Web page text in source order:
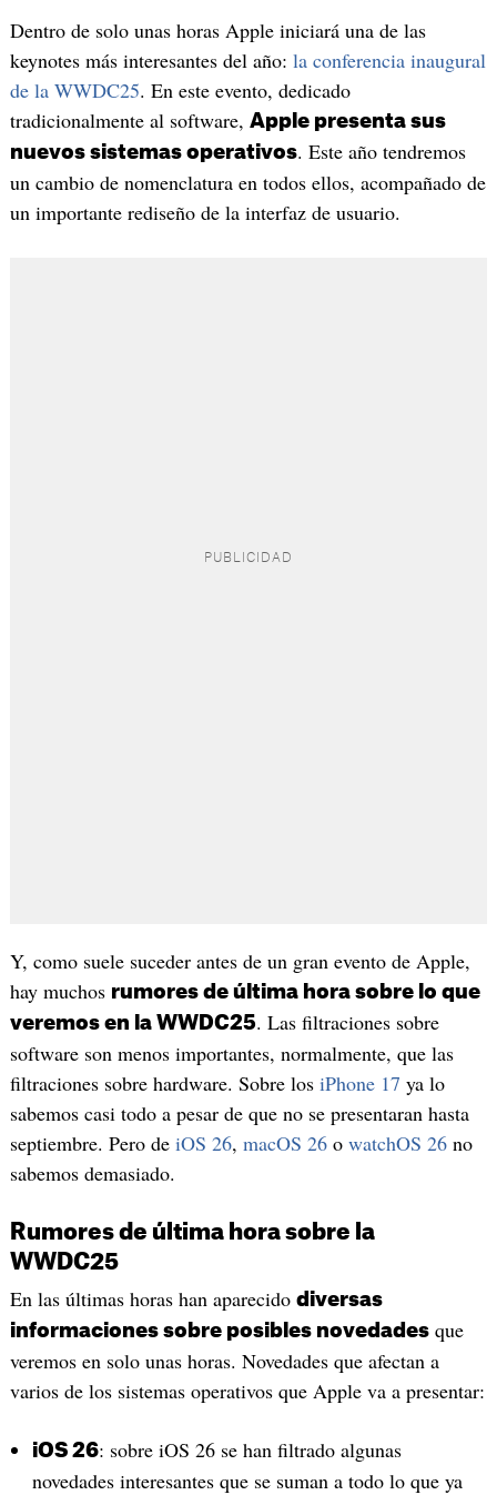
Dentro de solo unas horas Apple iniciará una de las
keynotes más interesantes del año: la conferencia inaugural
de la WWDC25. En este evento, dedicado
tradicionalmente al software, Apple presenta sus
nuevos sistemas operativos. Este año tendremos
un cambio de nomenclatura en todos ellos, acompañado de
un importante rediseño de la interfaz de usuario.
Y, como suele suceder antes de un gran evento de Apple,
hay muchos rumores de última hora sobre lo que
veremos en la WWDC25. Las filtraciones sobre
software son menos importantes, normalmente, que las
filtraciones sobre hardware. Sobre los iPhone 17 ya lo
sabemos casi todo a pesar de que no se presentaran hasta
septiembre. Pero de iOS 26, macOS 26o watchOS 26no
sabemos demasiado.
Rumores de última hora sobre la
WWDC25
En las últimas horas han aparecido diversas
informaciones sobre posibles novedadesque
veremos en solo unas horas. Novedades que afectan a
varios de los sistemas operativos que Apple va a presentar:
iOS 26: sobre iOS 26 se han filtrado algunas
novedades interesantes que se suman a todo lo que ya